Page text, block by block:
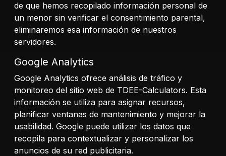
de que hemos recopilado información personal de
un menor sin verificar el consentimiento parental,
eliminaremos esa información de nuestros
servidores.
Google Analytics
Google Analytics ofrece análisis de tráfico y
monitoreo del sitio web de TDEE-Calculators. Esta
información se utiliza para asignar recursos,
planificar ventanas de mantenimiento y mejorar la
usabilidad. Google puede utilizar los datos que
recopila para contextualizar y personalizar los
anuncios de su red publicitaria.